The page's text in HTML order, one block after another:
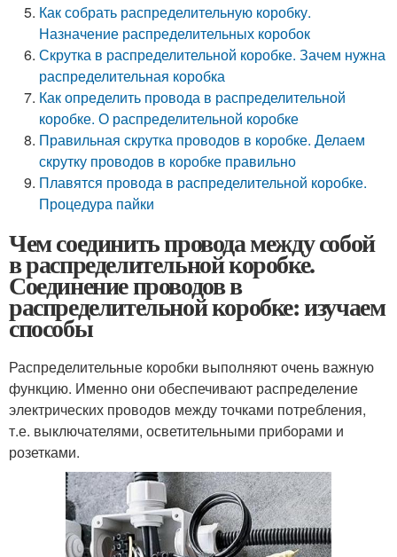
Как собрать распределительную коробку.
Назначение распределительных коробок
Скрутка в распределительной коробке. Зачем нужна
распределительная коробка
Как определить провода в распределительной
коробке. О распределительной коробке
Правильная скрутка проводов в коробке. Делаем
скрутку проводов в коробке правильно
Плавятся провода в распределительной коробке.
Процедура пайки
Чем соединить провода между собой
в распределительной коробке.
Соединение проводов в
распределительной коробке: изучаем
способы
Распределительные коробки выполняют очень важную
функцию. Именно они обеспечивают распределение
электрических проводов между точками потребления,
т.е. выключателями, осветительными приборами и
розетками.